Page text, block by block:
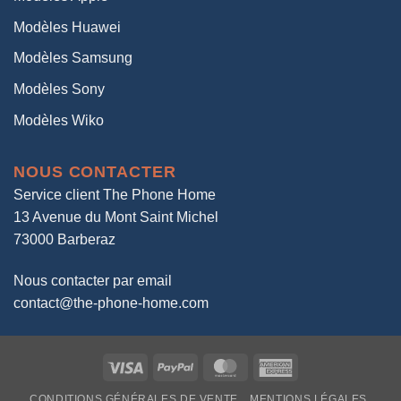
Modèles Huawei
Modèles Samsung
Modèles Sony
Modèles Wiko
NOUS CONTACTER
Service client The Phone Home
13 Avenue du Mont Saint Michel
73000 Barberaz
Nous contacter par email
contact@the-phone-home.com
Visa PayPal MasterCard